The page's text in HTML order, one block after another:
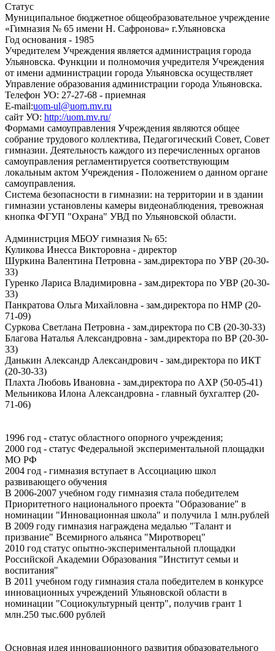
Статус
Муниципальное бюджетное общеобразовательное учреждение
«Гимназия № 65 имени Н. Сафронова» г.Ульяновска
Год основания - 1985
Учредителем Учреждения является администрация города
Ульяновска. Функции и полномочия учредителя Учреждения
от имени администрации города Ульяновска осуществляет
Управление образования администрации города Ульяновска.
Телефон УО: 27-27-68 - приемная
E-mail:uom-ul@uom.mv.ru
сайт УО: http://uom.mv.ru/
Формами самоуправления Учреждения являются общее
собрание трудового коллектива, Педагогический Совет, Совет
гимназии. Деятельность каждого из перечисленных органов
самоуправления регламентируется соответствующим
локальным актом Учреждения - Положением о данном органе
самоуправления.
Система безопасности в гимназии: на территории и в здании
гимназии установлены камеры видеонаблюдения, тревожная
кнопка ФГУП "Охрана" УВД по Ульяновской области.
Администрция МБОУ гимназия № 65:
Куликова Инесса Викторовна - директор
Шуркина Валентина Петровна - зам.директора по УВР (20-30-
33)
Гуренко Лариса Владимировна - зам.директора по УВР (20-30-
33)
Панкратова Ольга Михайловна - зам.директора по НМР (20-
71-09)
Суркова Светлана Петровна - зам.директора по СВ (20-30-33)
Благова Наталья Александровна - зам.директора по ВР (20-30-
33)
Данькин Александр Александрович - зам.директора по ИКТ
(20-30-33)
Плахта Любовь Ивановна - зам.директора по АХР (50-05-41)
Мельникова Илона Александровна - главный бухгалтер (20-
71-06)
1996 год - статус областного опорного учреждения;
2000 год - статус Федеральной экспериментальной площадки
МО РФ
2004 год - гимназия вступает в Ассоциацию школ
развивающего обучения
В 2006-2007 учебном году гимназия стала победителем
Приоритетного национального проекта "Образование" в
номинации "Инновационная школа" и получила 1 млн.рублей
В 2009 году гимназия награждена медалью "Талант и
призвание" Всемирного альянса "Миротворец"
2010 год статус опытно-экспериментальной площадки
Российской Академии Образования "Институт семьи и
воспитания"
В 2011 учебном году гимназия стала победителем в конкурсе
инновационных учреждений Ульяновской области в
номинации "Социокультурный центр", получив грант 1
млн.250 тыс.600 рублей
Основная идея инновационного развития образовательного